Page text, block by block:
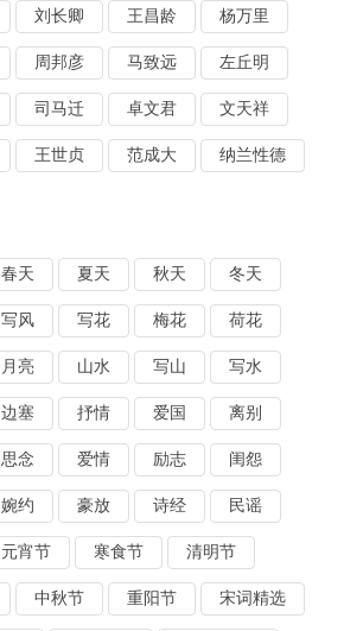
刘长卿 王昌龄 杨万里
周邦彦 马致远 左丘明
司马迁 卓文君 文天祥
王世贞 范成大 纳兰性德
春天 夏天 秋天 冬天
写风 写花 梅花 荷花
月亮 山水 写山 写水
边塞 抒情 爱国 离别
思念 爱情 励志 闺怨
婉约 豪放 诗经 民谣
元宵节 寒食节 清明节
中秋节 重阳节 宋词精选